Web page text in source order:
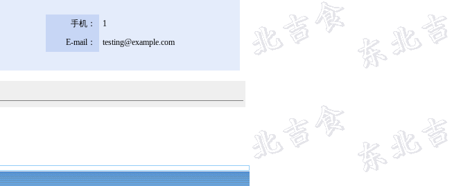
手机：
1
E-mail：
testing@example.com